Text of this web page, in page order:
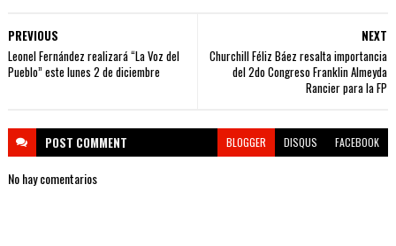
NEXT
Churchill Féliz Báez resalta importancia
del 2do Congreso Franklin Almeyda
Rancier para la FP
PREVIOUS
Leonel Fernández realizará “La Voz del
Pueblo” este lunes 2 de diciembre
POST COMMENT BLOGGER DISQUS FACEBOOK
No hay comentarios